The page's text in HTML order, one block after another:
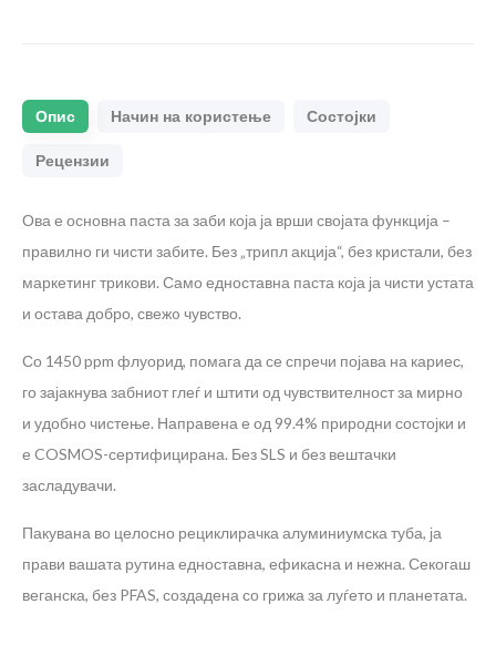
Опис Начин на користење Состојки
Рецензии
Ова е основна паста за заби која ја врши својата функција –
правилно ги чисти забите. Без „трипл акција“, без кристали, без
маркетинг трикови. Само едноставна паста која ја чисти устата
и остава добро, свежo чувство.
Со 1450 ppm флуорид, помага да се спречи појава на кариес,
го зајакнува забниот глеѓ и штити од чувствителност за мирно
и удобно чистење. Направена е од 99.4% природни состојки и
е COSMOS-сертифицирана. Без SLS и без вештачки
засладувачи.
Пакувана во целосно рециклирачка алуминиумска туба, ја
прави вашата рутина едноставна, ефикасна и нежна. Секогаш
веганска, без PFAS, создадена со грижа за луѓето и планетата.